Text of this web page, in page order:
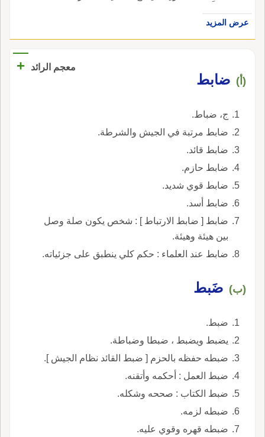
عرض المزيد
معجم الرائد +
(أ) ضابط
ج، ضباط.
ضابط مرتبة في الجيش والشرطة.
ضابط قائد.
ضابط حازم.
ضابط قوي شديد.
ضابط أسد.
ضابط [ ضابط الارتباط ] : شخص يكون صلة وصل
بين هيئة وهيئة.
ضابط عند العلماء : حكم كلي ينطبق على جزئياته.
(ب) ضَبط
ضبط.
يضبط ويضبط ، ضبطا وضباطة.
ضبطه حفظه بالحزم [ ضبط القائد نظام الجيش ].
ضبط العمل : أحكمه وأتقنه.
ضبط الكتاب : صححه وشكله.
ضبطه لزمه.
ضبطه قهره وقوي عليه.